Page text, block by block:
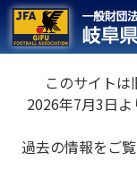
このサイトは
2026年7月3日
過去の情報をご